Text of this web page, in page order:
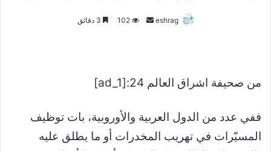
eshrag
أرسل102
من صحيفة اشراق العالم 24:[ad_1]
ففي عدد من الدول العربية والأوروبية، بات توظيف
المسيّرات في تهريب المخدرات أو ما يطلق عليه